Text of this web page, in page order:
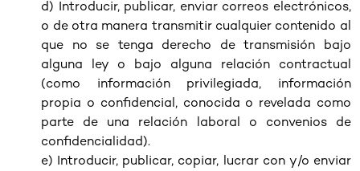
d) Introducir, publicar, enviar correos electrónicos,
o de otra manera transmitir cualquier contenido al
que no se tenga derecho de transmisión bajo
alguna ley o bajo alguna relación contractual
(como información privilegiada, información
propia o confidencial, conocida o revelada como
parte de una relación laboral o convenios de
confidencialidad).
e) Introducir, publicar, copiar, lucrar con y/o enviar